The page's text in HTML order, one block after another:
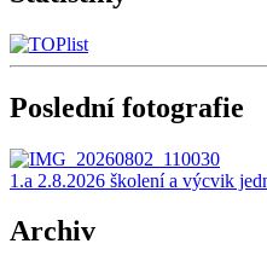
Poslední fotografie
1.a 2.8.2026 školení a výcvik
Archiv